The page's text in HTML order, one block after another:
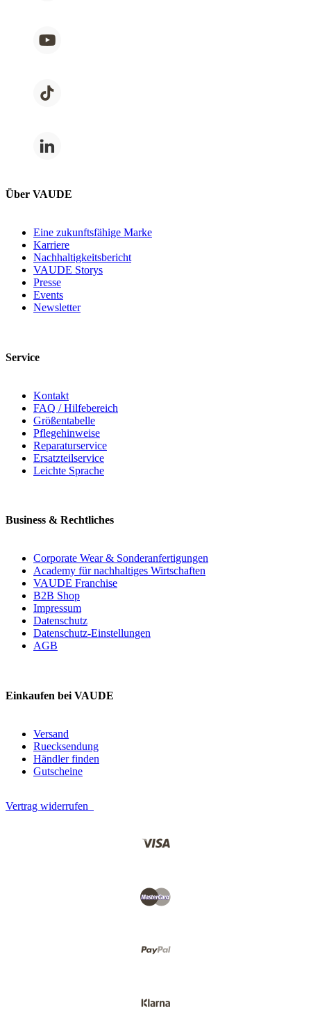
Über VAUDE
Eine zukunftsfähige Marke
Karriere
Nachhaltigkeitsbericht
VAUDE Storys
Presse
Events
Newsletter
Service
Kontakt
FAQ / Hilfebereich
Größentabelle
Pflegehinweise
Reparaturservice
Ersatzteilservice
Leichte Sprache
Business & Rechtliches
Corporate Wear & Sonderanfertigungen
Academy für nachhaltiges Wirtschaften
VAUDE Franchise
B2B Shop
Impressum
Datenschutz
Datenschutz-Einstellungen
AGB
Einkaufen bei VAUDE
Versand
Ruecksendung
Händler finden
Gutscheine
Vertrag widerrufen